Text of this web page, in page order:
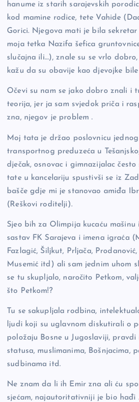
hanume iz starih sarajevskih
kod mamine rodice, tete Vahide
Gorici. Njegova mati je bila
moja tetka Nazifa šefica
slučajna ili…), znale su se vrlo
kažu da su obavije kao djevojke
Očevi su nam se jako dobro znali i
teorija, jer ja sam svjedok priča i
zna, njegov je problem .
Moj tata je držao poslovnicu
transportnog preduzeća u
dječak, osnovac i gimnazijalac
tate u kancelariju spustivši se iz
bašče gdje mi je stanovao amiđa
(Reškovi roditelji).
Sjeo bih za Olimpija kucaću
sastav FK Sarajeva i imena igraća
Fazlagić, Šiljkut, Prljača,
Musemić itd) ali sam jednim uhom
se tu skupljalo, naročito Petkom,
što Petkom!?
Tu se sakupljala rodbina,
ljudi koji su uglavnom diskutirali o
položaju Bosne u Jugoslaviji,
statusa, muslimanima, Bošnjacima,
sudbinama itd.
Ne znam da li ih Emir zna ali ću
sjećam, najautoritativniji je bio hađi